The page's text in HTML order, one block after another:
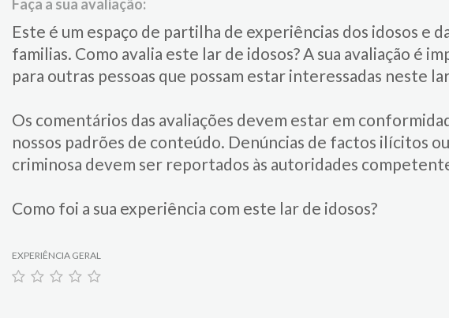
Faça a sua avaliação:
Este é um espaço de partilha de experiências dos idosos e
familias.​ Como avalia este lar de idosos?​ ​A sua avaliação é
para​ outras pessoas que possam estar interessadas neste
Os comentários das avaliações devem estar em
nossos padrões de conteúdo. Denúncias de factos ilícitos
criminosa devem ser reportados às autoridades
Como foi a sua experiência com este lar de idosos?
EXPERIÊNCIA GERAL